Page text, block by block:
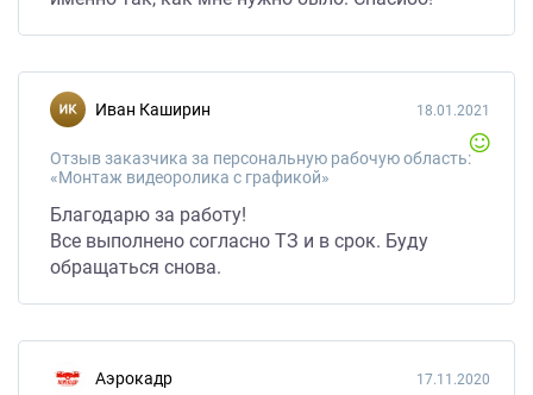
Иван Каширин
Отзыв заказчика за персональную рабочую область:
«Монтаж видеоролика с графикой»
18.01.2021
Благодарю за работу!
Все выполнено согласно ТЗ и в срок. Буду
обращаться снова.
Аэрокадр 17.11.2020